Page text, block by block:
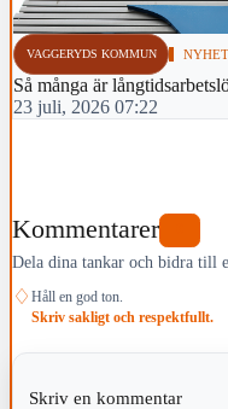
VAGGERYDS KOMMUN
Så många är
23 juli, 2026 07:22
Kommentarer
Dela dina tankar och bidra till
♢ Håll en god ton.
Skriv sakligt och respektfullt.
Skriv en kommentar